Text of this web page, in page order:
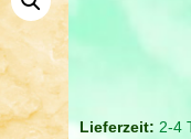
2-4